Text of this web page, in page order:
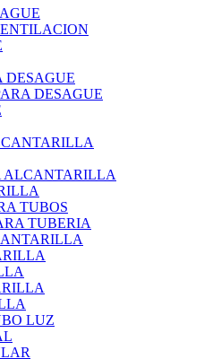
DESAGUE
DESAGUE
ALCANTARILLA
TUBOS
TUBERIA
LUZ